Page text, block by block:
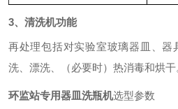
3、清洗机功能
再处理包括对实验室玻璃器皿、器
洗、漂洗、（必要时）热消毒和烘干
环监站专用器皿洗瓶机选型参数